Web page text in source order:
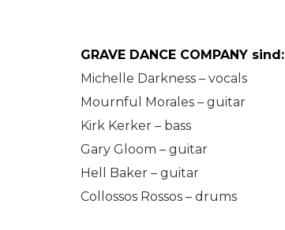
GRAVE DANCE COMPANY sind:
Michelle Darkness – vocals
Mournful Morales – guitar
Kirk Kerker – bass
Gary Gloom – guitar
Hell Baker – guitar
Collossos Rossos – drums